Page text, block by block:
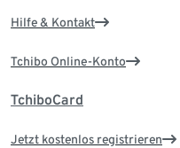
Hilfe & Kontakt
Tchibo Online-Konto
TchiboCard
Jetzt kostenlos registrieren